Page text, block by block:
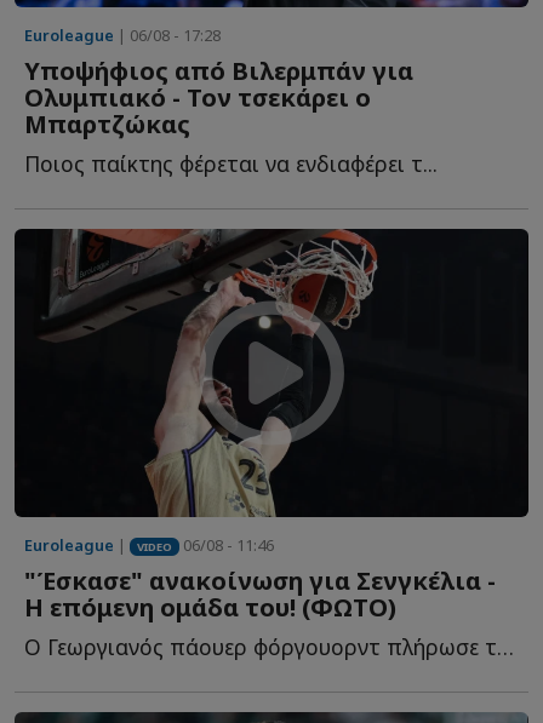
Euroleague | 06/08 - 17:28
Υποψήφιος από Βιλερμπάν για
Ολυμπιακό - Τον τσεκάρει ο
Μπαρτζώκας
Ποιος παίκτης φέρεται να ενδιαφέρει τ...
Euroleague | VIDEO 06/08 - 11:46
"Έσκασε" ανακοίνωση για Σενγκέλια -
Η επόμενη ομάδα του! (ΦΩΤΟ)
Ο Γεωργιανός πάουερ φόργουορντ πλήρωσε το buy out του σ...